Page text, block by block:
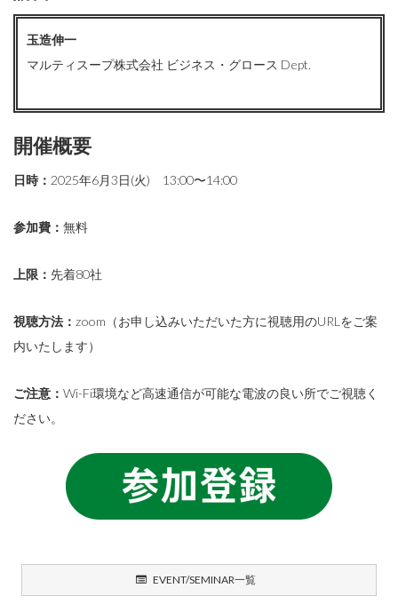
玉造伸一
マルティスープ株式会社 ビジネス・グロース Dept.
開催概要
日時： 2025年6月3日(火) 13:00〜14:00
参加費： 無料
上限： 先着80社
視聴方法： zoom（お申し込みいただいた方に視聴用のURLをご案
内いたします）
ご注意： Wi-Fi環境など高速通信が可能な電波の良い所でご視聴く
ださい。
EVENT/SEMINAR一覧